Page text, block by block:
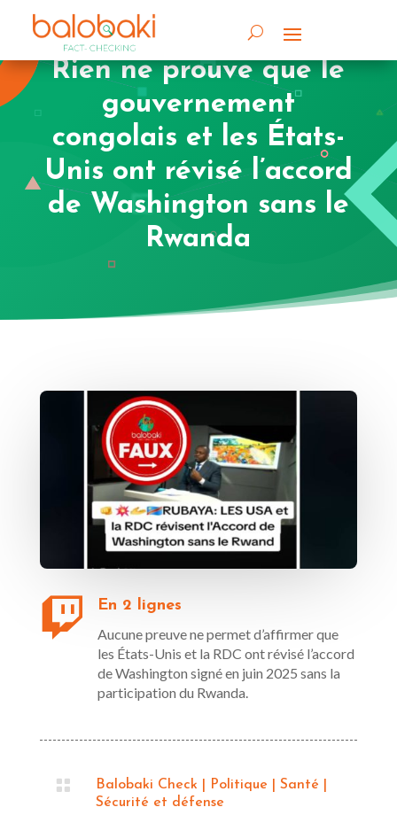
Rien ne prouve que le
gouvernement
congolais et les États-
Unis ont révisé l’accord
de Washington sans le
Rwanda

En 2 lignes
Aucune preuve ne permet d’affirmer que
les États-Unis et la RDC ont révisé l’accord
de Washington signé en juin 2025 sans la
participation du Rwanda.
 Balobaki Check Politique Santé
Sécurité et défense